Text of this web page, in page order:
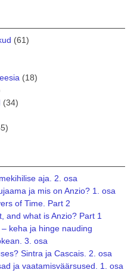
(61)
(18)
(34)
aja. 2. osa
ja mis on Anzio? 1. osa
of Time. Part 2
and what is Anzio? Part 1
keha ja hinge nauding
3. osa
Sintra ja Cascais. 2. osa
ja vaatamisväärsused. 1. osa